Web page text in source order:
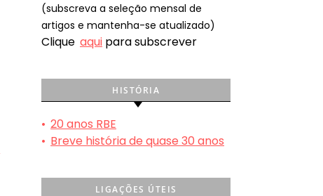
(subscreva a seleção mensal de
artigos e mantenha-se atualizado)
Clique aqui para subscrever
HISTÓRIA
• 20 anos RBE
• Breve história de quase 30 anos
LIGAÇÕES ÚTEIS